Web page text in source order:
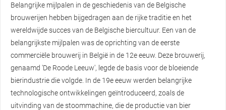
Belangrijke mijlpalen in de geschiedenis van de Belgische
brouwerijen hebben bijgedragen aan de rijke traditie en het
wereldwijde succes van de Belgische biercultuur. Een van de
belangrijkste mijlpalen was de oprichting van de eerste
commerciële brouwerij in België in de 12e eeuw. Deze brouwerij,
genaamd 'De Roode Leeuw', legde de basis voor de bloeiende
bierindustrie die volgde. In de 19e eeuw werden belangrijke
technologische ontwikkelingen geïntroduceerd, zoals de
uitvinding van de stoommachine, die de productie van bier